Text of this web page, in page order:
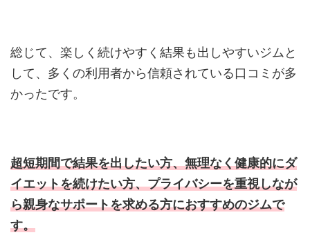
総じて、楽しく続けやすく結果も出しやすいジムと
して、多くの利用者から信頼されている口コミが多
かったです。
超短期間で結果を出したい方、無理なく健康的にダ
イエットを続けたい方、プライバシーを重視しなが
ら親身なサポートを求める方におすすめのジムで
す。